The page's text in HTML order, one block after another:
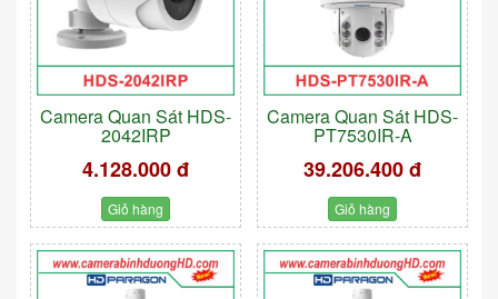
Camera Quan Sát HDS-
2042IRP
4.128.000 đ
Giỏ hàng
Camera Quan Sát HDS-
PT7530IR-A
39.206.400 đ
Giỏ hàng